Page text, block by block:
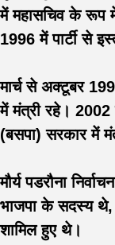
में महासचिव के रूप
1996 में पार्टी से
मार्च से अक्टूबर
में मंत्री रहे।
(बसपा) सरकार में
मौर्य पडरौना
भाजपा के सदस्य
शामिल हुए थे।